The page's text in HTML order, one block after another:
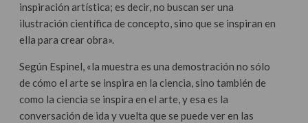
inspiración artística; es decir, no buscan ser una
ilustración científica de concepto, sino que se inspiran en
ella para crear obra».
Según Espinel, «la muestra es una demostración no sólo
de cómo el arte se inspira en la ciencia, sino también de
como la ciencia se inspira en el arte, y esa es la
conversación de ida y vuelta que se puede ver en las